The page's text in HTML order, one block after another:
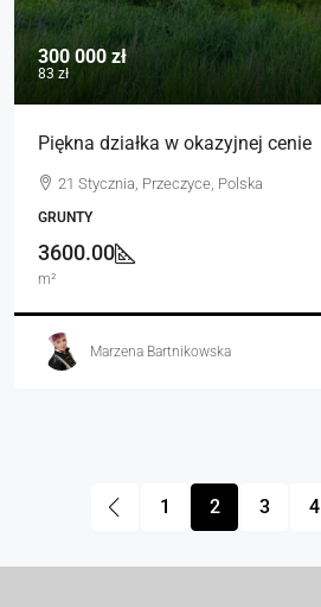
300 000 zł
83 zł
Piękna działka w okazyjnej cenie
21 Stycznia, Przeczyce, Polska
GRUNTY
3600.00
m²
Marzena Bartnikowska
1 2 3 4